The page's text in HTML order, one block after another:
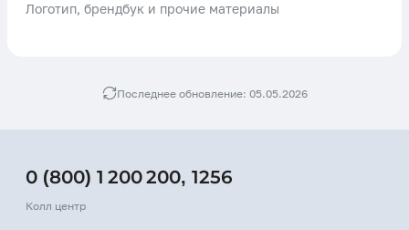
Логотип, брендбук и прочие материалы
Последнее обновление: 05.05.2026
0 (800) 1 200 200, 1256
Колл центр